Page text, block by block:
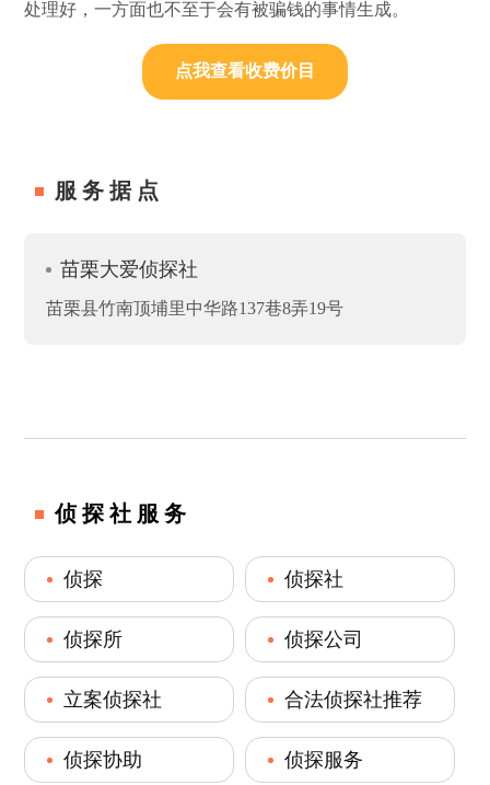
处理好，一方面也不至于会有被骗钱的事情生成。
点我查看收费价目
服务据点
苗栗大爱侦探社
苗栗县竹南顶埔里中华路137巷8弄19号
侦探社服务
侦探 侦探社
侦探所 侦探公司
立案侦探社 合法侦探社推荐
侦探协助 侦探服务